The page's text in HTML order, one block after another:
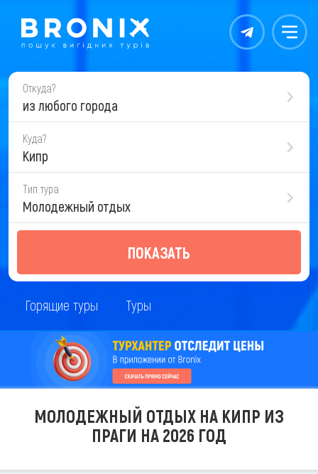
Контакты Меню
Откуда?
из любого города
Куда?
Кипр
Тип тура
Молодежный отдых
ПОКАЗАТЬ
Горящие туры Туры
МОЛОДЕЖНЫЙ ОТДЫХ НА КИПР ИЗ
ПРАГИ НА 2026 ГОД